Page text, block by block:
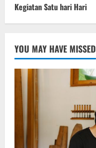
Kegiatan Satu hari Hari
YOU MAY HAVE MISSED